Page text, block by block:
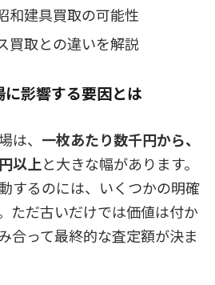
和建具買取の可能性
買取との違いを解説
影響する要因とは
は、 一枚あたり数千円から、
以上と大きな幅があります。
するのには、いくつかの明確
ただ古いだけでは価値は付か
合って最終的な査定額が決ま